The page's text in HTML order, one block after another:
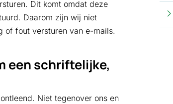
Dit komt omdat deze
Daarom zijn wij niet
of fout versturen van e-mails.
een schriftelijke,
Niet tegenover ons en